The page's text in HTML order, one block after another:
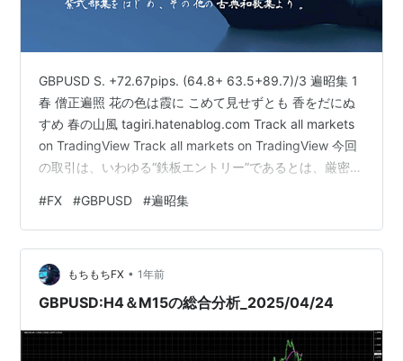
GBPUSD S. +72.67pips. (64.8+ 63.5+89.7)/3 遍昭集 1
春 僧正遍照 花の色は霞に こめて見せずとも 香をだにぬ
すめ 春の山風 tagiri.hatenablog.com Track all markets
on TradingView Track all markets on TradingView 今回
の取引は、いわゆる“鉄板エントリー”であるとは、厳密に
のように申し上げたのか、お心当たりでいらっしゃいま
すでしょうか？ あくまでも私なりの推し量りに過ぎませ
んが、『100億円トレーダー先生』は、今回は…
#FX #GBPUSD #遍昭集
もちもちFX • 1年前
GBPUSD:H4＆M15の総合分析_2025/04/24